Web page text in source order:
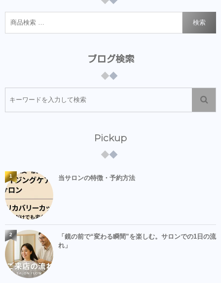
検索
ブログ検索
Pickup
当サロンの特徴・予約方法
1
「鏡の前で“変わる瞬間”を楽しむ。サロンでの1日の流
れ」
2